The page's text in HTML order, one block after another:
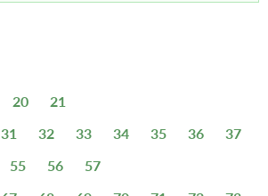
20
21
31 32 33 34 35 36
37
55 56
57